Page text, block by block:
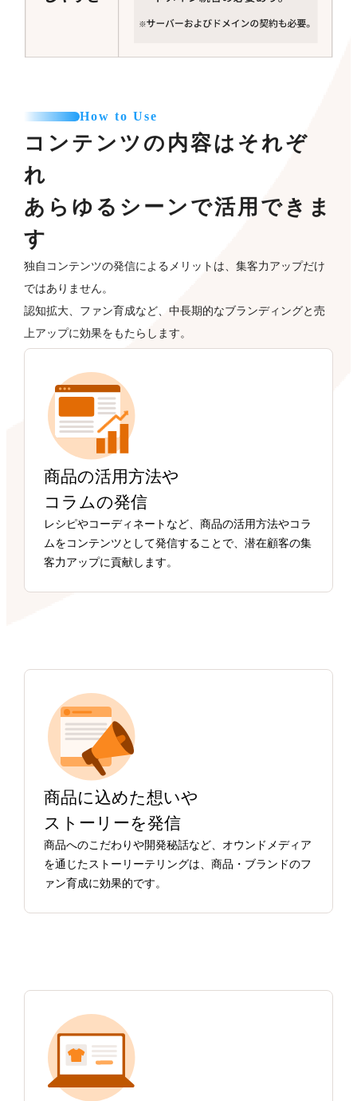
How to Use
コンテンツの内容はそれぞ
れ
あらゆるシーンで活用できま
す
独自コンテンツの発信によるメリットは、集客力アップだけ
ではありません。
認知拡大、ファン育成など、中長期的なブランディングと売
上アップに効果をもたらします。
商品の活用方法や
コラムの発信
レシピやコーディネートなど、商品の活用方法やコラ
ムをコンテンツとして発信することで、潜在顧客の集
客力アップに貢献します。
商品に込めた想いや
ストーリーを発信
商品へのこだわりや開発秘話など、オウンドメディア
を通じたストーリーテリングは、商品・ブランドのフ
ァン育成に効果的です。